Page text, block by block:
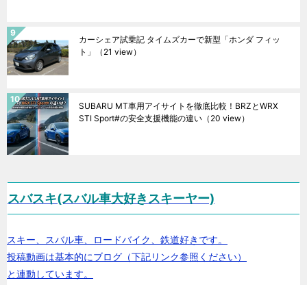
カーシェア試乗記 タイムズカーで新型「ホンダ フィッ
ト」
（21 view）
SUBARU MT車用アイサイトを徹底比較！BRZとWRX
STI Sport#の安全支援機能の違い （20 view）
スバスキ(スバル車大好きスキーヤー)
スキー、スバル車、ロードバイク、鉄道好きです。
投稿動画は基本的にブログ（下記リンク参照ください）
と連動しています。